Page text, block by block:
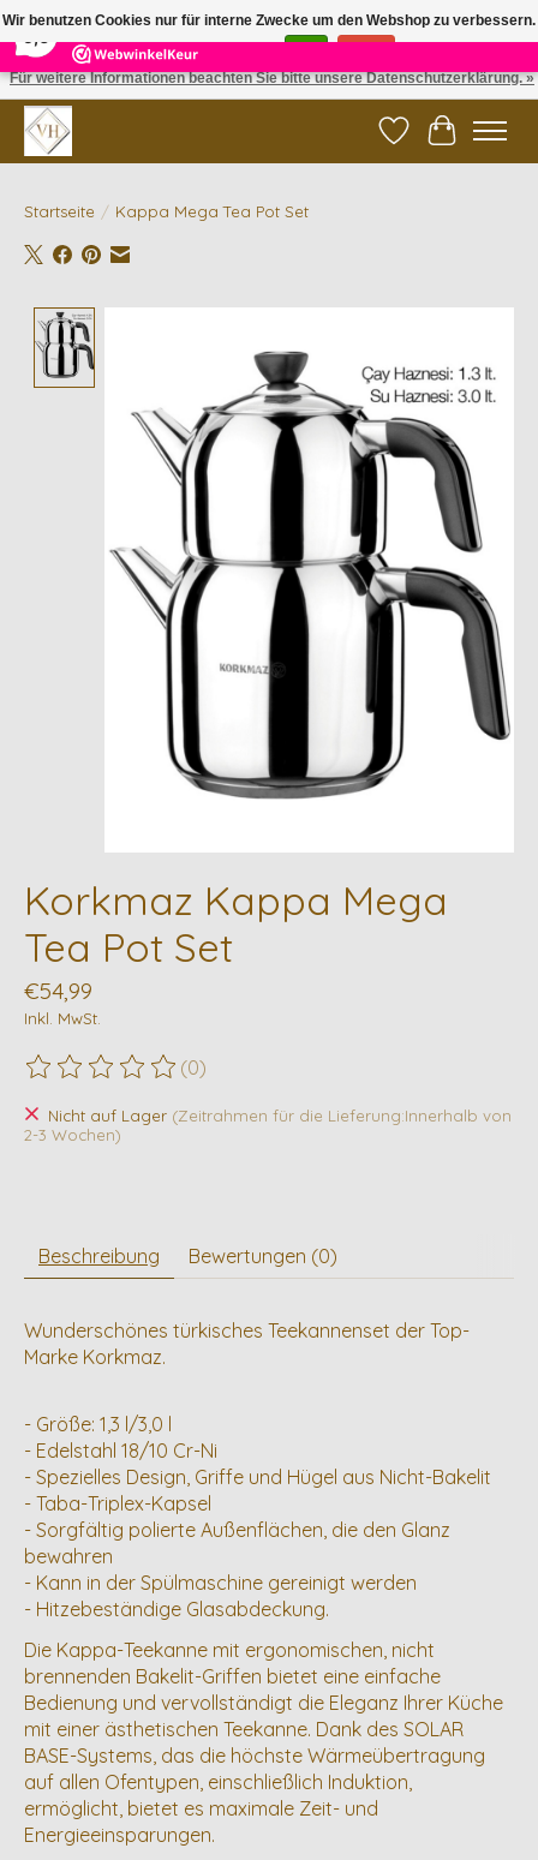
5 Reviews ×
✓ Gratis verzending vanaf €200 | ✓ 14 dagen retourneren
Wunschzettel
Ihr
Startseite / Kappa Mega Tea Pot Set
Korkmaz Kappa Mega
Tea Pot Set
€54,99
Inkl. MwSt.
Die Bewertung dieses Produkts ist
(0)
Nicht auf Lager (Zeitrahmen für die Lieferung:Innerhalb von
2-3 Wochen)
Beschreibung Bewertungen (0)
Wunderschönes türkisches Teekannenset der Top-
Marke Korkmaz.
- Größe: 1,3 l/3,0 l
- Edelstahl 18/10 Cr-Ni
- Spezielles Design, Griffe und Hügel aus Nicht-Bakelit
- Taba-Triplex-Kapsel
- Sorgfältig polierte Außenflächen, die den Glanz
bewahren
- Kann in der Spülmaschine gereinigt werden
- Hitzebeständige Glasabdeckung.
Die Kappa-Teekanne mit ergonomischen, nicht
brennenden Bakelit-Griffen bietet eine einfache
Bedienung und vervollständigt die Eleganz Ihrer Küche
mit einer ästhetischen Teekanne. Dank des SOLAR
BASE-Systems, das die höchste Wärmeübertragung
auf allen Ofentypen, einschließlich Induktion,
ermöglicht, bietet es maximale Zeit- und
Energieeinsparungen.
Wir benutzen Cookies nur für interne Zwecke um den Webshop zu verbessern.
Ist das in Ordnung?
Für weitere Informationen beachten Sie bitte unsere Datenschutzerklärung. »